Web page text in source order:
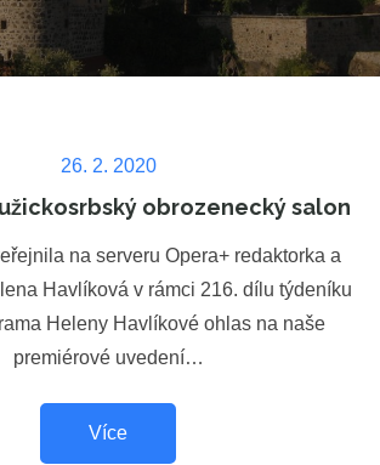
Posted
on
26. 2. 2020
obrozenecký salon
na serveru Opera+ redaktorka a
Havlíková v rámci 216. dílu týdeníku
Heleny Havlíkové ohlas na naše
premiérové uvedení…
Více